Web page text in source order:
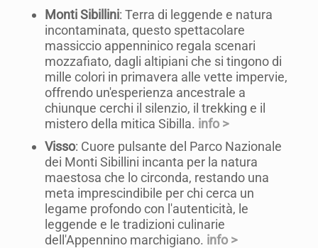
Monti Sibillini: Terra di leggende e natura
incontaminata, questo spettacolare
massiccio appenninico regala scenari
mozzafiato, dagli altipiani che si tingono di
mille colori in primavera alle vette impervie,
offrendo un'esperienza ancestrale a
chiunque cerchi il silenzio, il trekking e il
mistero della mitica Sibilla. info >
Visso: Cuore pulsante del Parco Nazionale
dei Monti Sibillini incanta per la natura
maestosa che lo circonda, restando una
meta imprescindibile per chi cerca un
legame profondo con l'autenticità, le
leggende e le tradizioni culinarie
dell'Appennino marchigiano. info >